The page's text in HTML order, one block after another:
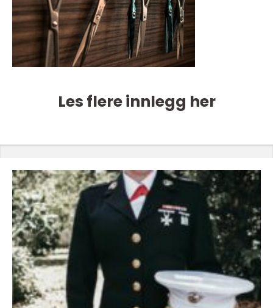
Les flere innlegg her